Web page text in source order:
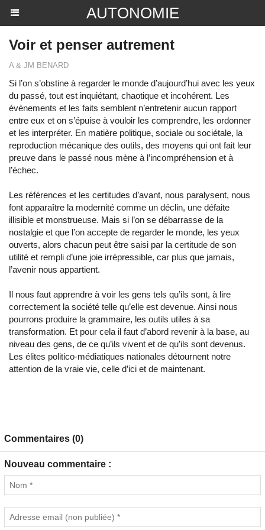
AUTONOMIE
Voir et penser autrement
A & JM BENARD
Si l’on s’obstine à regarder le monde d’aujourd’hui avec les yeux
du passé, tout est inquiétant, chaotique et incohérent. Les
évènements et les faits semblent n’entretenir aucun rapport
entre eux et on s’épuise à vouloir les comprendre, les ordonner
et les interpréter. En matière politique, sociale ou sociétale, la
reproduction mécanique des outils, des moyens qui ont fait leur
preuve dans le passé nous mène à l’incompréhension et à
l’échec.
Les références et les certitudes d’avant, nous paralysent, nous
font apparaître la modernité comme un déclin, une défaite
illisible et monstrueuse. Mais si l’on se débarrasse de la
nostalgie et que l’on accepte de regarder le monde, les yeux
ouverts, alors chacun peut être saisi par la certitude de son
utilité et rempli d’une joie irrépressible, car plus que jamais,
l’avenir nous appartient.
Il nous faut apprendre à voir les gens tels qu’ils sont, à lire
correctement la société telle qu’elle est devenue. Ainsi nous
pourrons produire la grammaire, les outils utiles à sa
transformation. Et pour cela il faut d’abord revenir à la base, au
niveau des gens, de ce qu’ils vivent et de qu’ils sont devenus.
Les élites politico-médiatiques nationales détournent notre
attention de la vraie vie, celle d’ici et de maintenant.
Commentaires (0)
Nouveau commentaire :